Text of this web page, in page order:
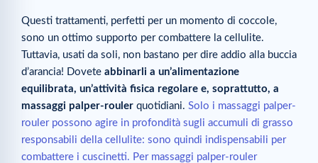
Questi trattamenti, perfetti per un momento di coccole,
sono un ottimo supporto per combattere la cellulite.
Tuttavia, usati da soli, non bastano per dire addio alla buccia
d’arancia! Dovete abbinarli a un’alimentazione
equilibrata, un’attività fisica regolare e, soprattutto, a
massaggi palper-rouler quotidiani. Solo i massaggi palper-
rouler possono agire in profondità sugli accumuli di grasso
responsabili della cellulite: sono quindi indispensabili per
combattere i cuscinetti. Per massaggi palper-rouler